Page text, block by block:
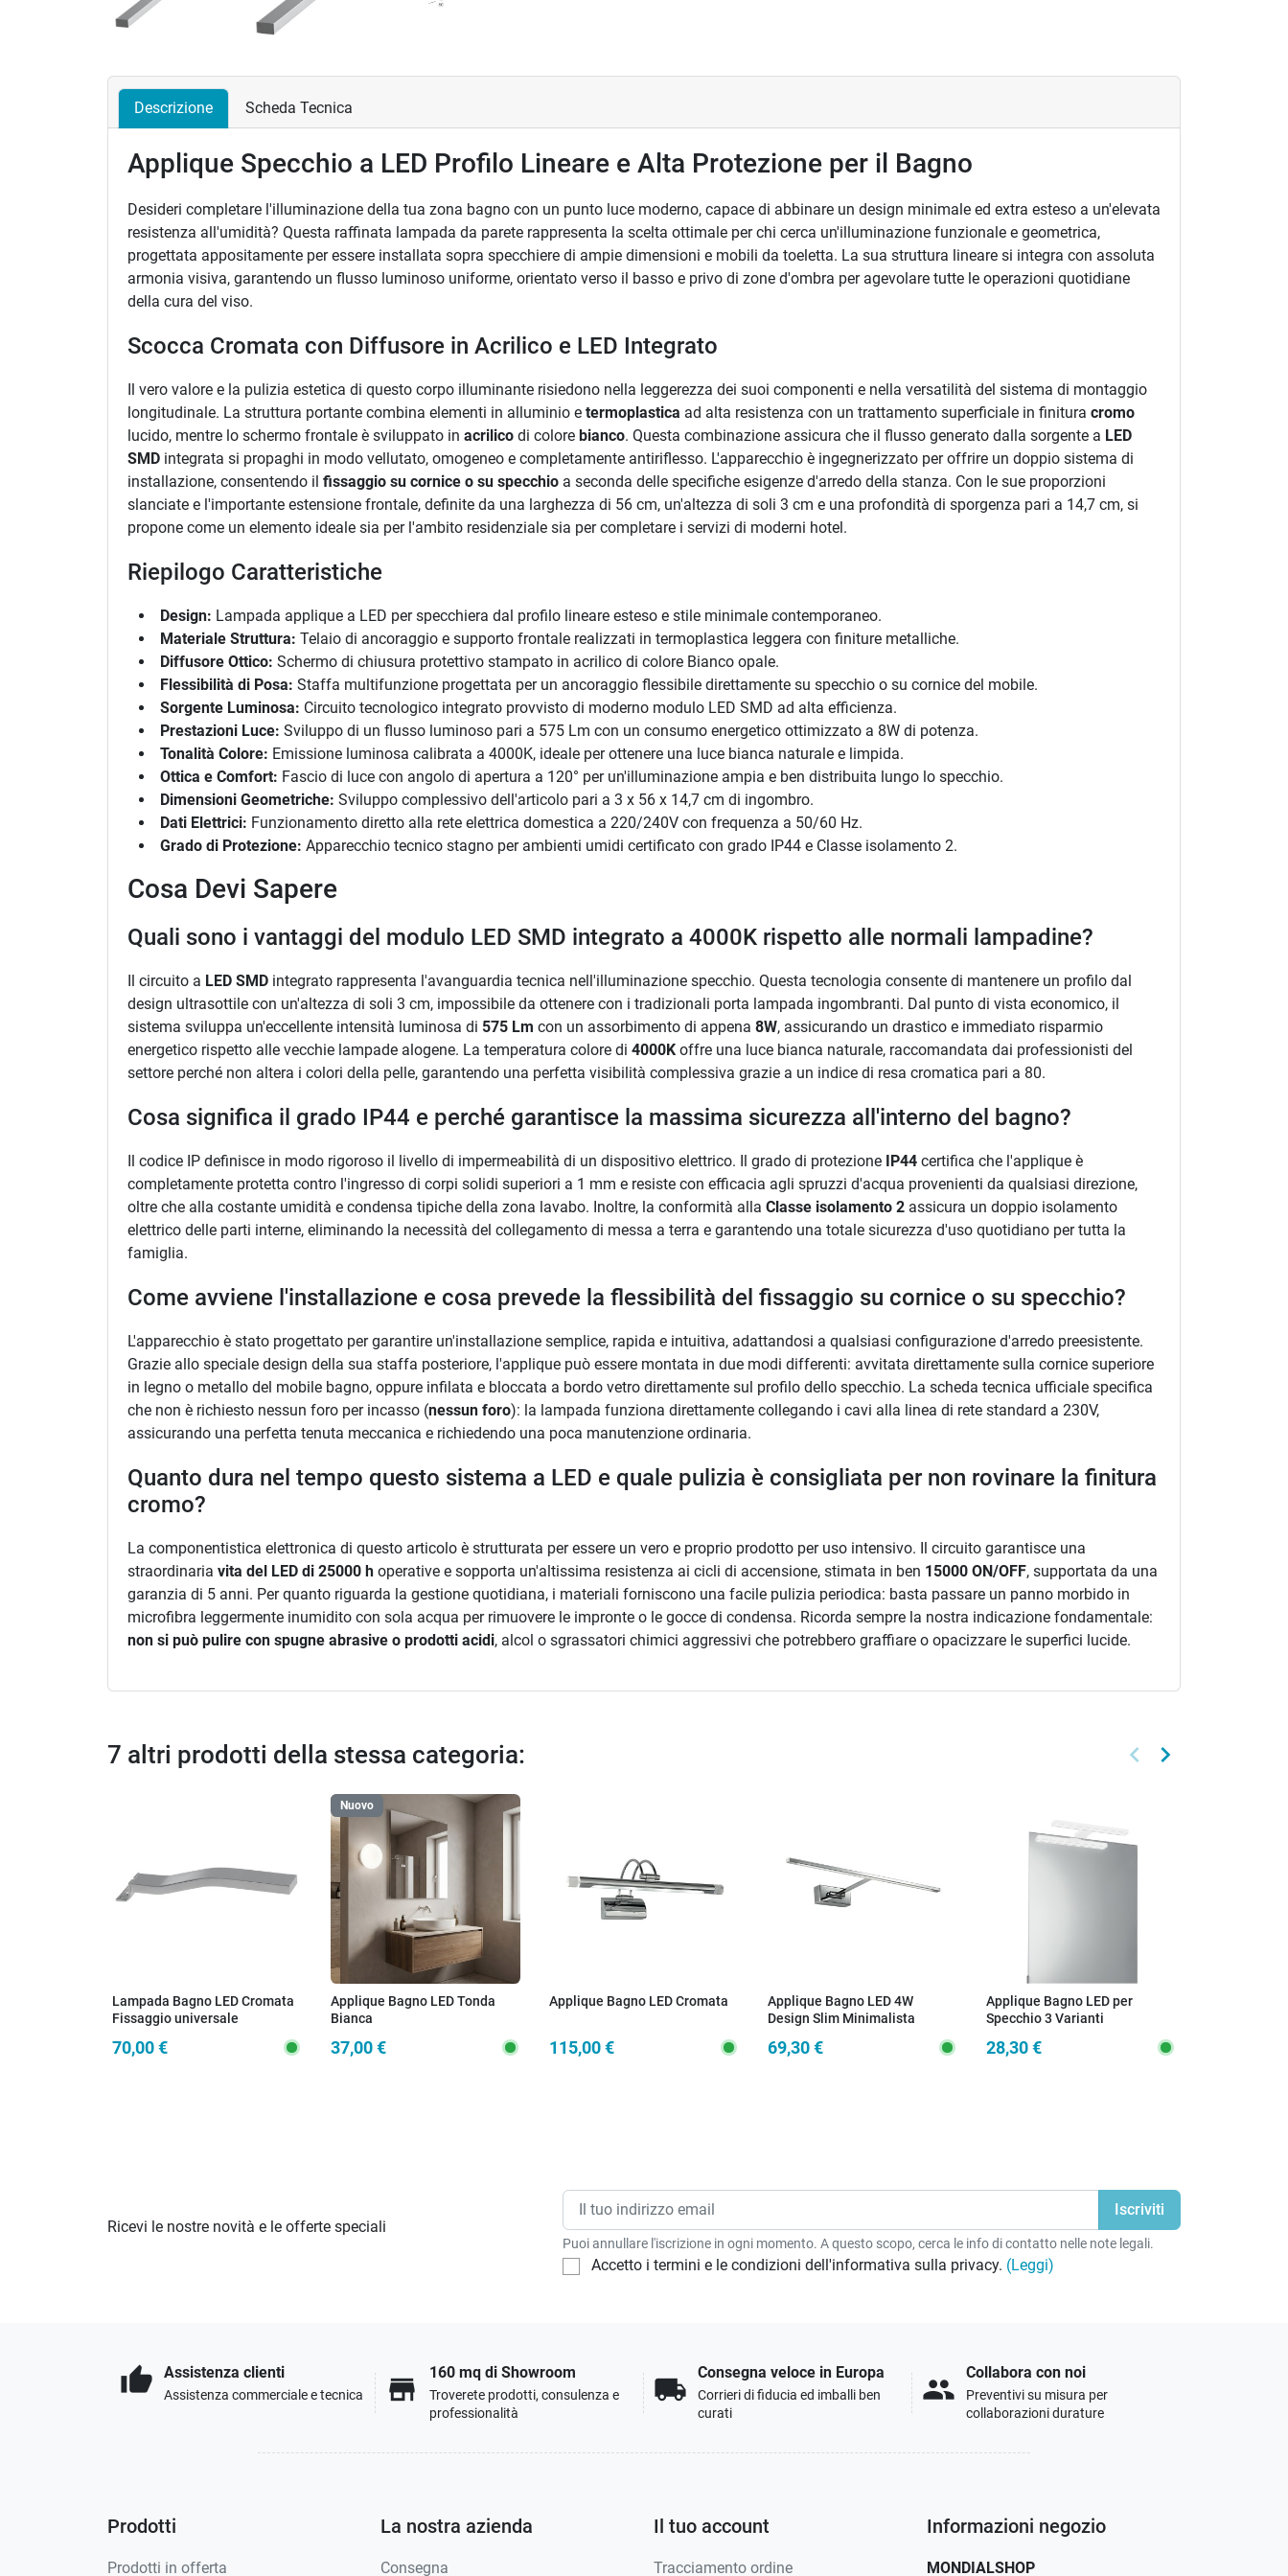
Descrizione Scheda Tecnica
Applique Specchio a LED Profilo Lineare e Alta Protezione per il Bagno
Desideri completare l'illuminazione della tua zona bagno con un punto luce moderno, capace di abbinare un design minimale ed extra esteso a un'elevata
resistenza all'umidità? Questa raffinata lampada da parete rappresenta la scelta ottimale per chi cerca un'illuminazione funzionale e geometrica,
progettata appositamente per essere installata sopra specchiere di ampie dimensioni e mobili da toeletta. La sua struttura lineare si integra con assoluta
armonia visiva, garantendo un flusso luminoso uniforme, orientato verso il basso e privo di zone d'ombra per agevolare tutte le operazioni quotidiane
della cura del viso.
Scocca Cromata con Diffusore in Acrilico e LED Integrato
Il vero valore e la pulizia estetica di questo corpo illuminante risiedono nella leggerezza dei suoi componenti e nella versatilità del sistema di montaggio
longitudinale. La struttura portante combina elementi in alluminio e termoplastica ad alta resistenza con un trattamento superficiale in finitura cromo
lucido, mentre lo schermo frontale è sviluppato in acrilico di colore bianco. Questa combinazione assicura che il flusso generato dalla sorgente a LED
SMD integrata si propaghi in modo vellutato, omogeneo e completamente antiriflesso. L'apparecchio è ingegnerizzato per offrire un doppio sistema di
installazione, consentendo il fissaggio su cornice o su specchio a seconda delle specifiche esigenze d'arredo della stanza. Con le sue proporzioni
slanciate e l'importante estensione frontale, definite da una larghezza di 56 cm, un'altezza di soli 3 cm e una profondità di sporgenza pari a 14,7 cm, si
propone come un elemento ideale sia per l'ambito residenziale sia per completare i servizi di moderni hotel.
Riepilogo Caratteristiche
Design: Lampada applique a LED per specchiera dal profilo lineare esteso e stile minimale contemporaneo.
Materiale Struttura: Telaio di ancoraggio e supporto frontale realizzati in termoplastica leggera con finiture metalliche.
Diffusore Ottico: Schermo di chiusura protettivo stampato in acrilico di colore Bianco opale.
Flessibilità di Posa: Staffa multifunzione progettata per un ancoraggio flessibile direttamente su specchio o su cornice del mobile.
Sorgente Luminosa: Circuito tecnologico integrato provvisto di moderno modulo LED SMD ad alta efficienza.
Prestazioni Luce: Sviluppo di un flusso luminoso pari a 575 Lm con un consumo energetico ottimizzato a 8W di potenza.
Tonalità Colore: Emissione luminosa calibrata a 4000K, ideale per ottenere una luce bianca naturale e limpida.
Ottica e Comfort: Fascio di luce con angolo di apertura a 120° per un'illuminazione ampia e ben distribuita lungo lo specchio.
Dimensioni Geometriche: Sviluppo complessivo dell'articolo pari a 3 x 56 x 14,7 cm di ingombro.
Dati Elettrici: Funzionamento diretto alla rete elettrica domestica a 220/240V con frequenza a 50/60 Hz.
Grado di Protezione: Apparecchio tecnico stagno per ambienti umidi certificato con grado IP44 e Classe isolamento 2.
Cosa Devi Sapere
Quali sono i vantaggi del modulo LED SMD integrato a 4000K rispetto alle normali lampadine?
Il circuito a LED SMD integrato rappresenta l'avanguardia tecnica nell'illuminazione specchio. Questa tecnologia consente di mantenere un profilo dal
design ultrasottile con un'altezza di soli 3 cm, impossibile da ottenere con i tradizionali porta lampada ingombranti. Dal punto di vista economico, il
sistema sviluppa un'eccellente intensità luminosa di 575 Lm con un assorbimento di appena 8W, assicurando un drastico e immediato risparmio
energetico rispetto alle vecchie lampade alogene. La temperatura colore di 4000K offre una luce bianca naturale, raccomandata dai professionisti del
settore perché non altera i colori della pelle, garantendo una perfetta visibilità complessiva grazie a un indice di resa cromatica pari a 80.
Cosa significa il grado IP44 e perché garantisce la massima sicurezza all'interno del bagno?
Il codice IP definisce in modo rigoroso il livello di impermeabilità di un dispositivo elettrico. Il grado di protezione IP44 certifica che l'applique è
completamente protetta contro l'ingresso di corpi solidi superiori a 1 mm e resiste con efficacia agli spruzzi d'acqua provenienti da qualsiasi direzione,
oltre che alla costante umidità e condensa tipiche della zona lavabo. Inoltre, la conformità alla Classe isolamento 2 assicura un doppio isolamento
elettrico delle parti interne, eliminando la necessità del collegamento di messa a terra e garantendo una totale sicurezza d'uso quotidiano per tutta la
famiglia.
Come avviene l'installazione e cosa prevede la flessibilità del fissaggio su cornice o su specchio?
L'apparecchio è stato progettato per garantire un'installazione semplice, rapida e intuitiva, adattandosi a qualsiasi configurazione d'arredo preesistente.
Grazie allo speciale design della sua staffa posteriore, l'applique può essere montata in due modi differenti: avvitata direttamente sulla cornice superiore
in legno o metallo del mobile bagno, oppure infilata e bloccata a bordo vetro direttamente sul profilo dello specchio. La scheda tecnica ufficiale specifica
che non è richiesto nessun foro per incasso (nessun foro): la lampada funziona direttamente collegando i cavi alla linea di rete standard a 230V,
assicurando una perfetta tenuta meccanica e richiedendo una poca manutenzione ordinaria.
Quanto dura nel tempo questo sistema a LED e quale pulizia è consigliata per non rovinare la finitura
cromo?
La componentistica elettronica di questo articolo è strutturata per essere un vero e proprio prodotto per uso intensivo. Il circuito garantisce una
straordinaria vita del LED di 25000 h operative e sopporta un'altissima resistenza ai cicli di accensione, stimata in ben 15000 ON/OFF, supportata da una
garanzia di 5 anni. Per quanto riguarda la gestione quotidiana, i materiali forniscono una facile pulizia periodica: basta passare un panno morbido in
microfibra leggermente inumidito con sola acqua per rimuovere le impronte o le gocce di condensa. Ricorda sempre la nostra indicazione fondamentale:
non si può pulire con spugne abrasive o prodotti acidi, alcol o sgrassatori chimici aggressivi che potrebbero graffiare o opacizzare le superfici lucide.
7 altri prodotti della stessa categoria: Precedente
keyboard_arrow_left Successivo
keyboard_arrow_right
Lampada Bagno LED Cromata
Fissaggio universale
70,00 €
Nuovo
Applique Bagno LED Tonda
Bianca
37,00 €
Applique Bagno LED Cromata
115,00 €
Applique Bagno LED 4W
Design Slim Minimalista
69,30 €
Applique Bagno LED per
Specchio 3 Varianti
28,30 €
Ricevi le nostre novità e le offerte speciali
Puoi annullare l'iscrizione in ogni momento. A questo scopo, cerca le info di contatto nelle note legali.
Accetto i termini e le condizioni dell'informativa sulla privacy. (Leggi)
thumb_up Assistenza clienti
Assistenza commerciale e tecnica store
160 mq di Showroom
Troverete prodotti, consulenza e
professionalità
local_shipping
Consegna veloce in Europa
Corrieri di fiducia ed imballi ben
curati
people
Collabora con noi
Preventivi su misura per
collaborazioni durature
Prodotti
Prodotti in offerta
La nostra azienda
Consegna
Il tuo account
Tracciamento ordine
Informazioni negozio
MONDIALSHOP